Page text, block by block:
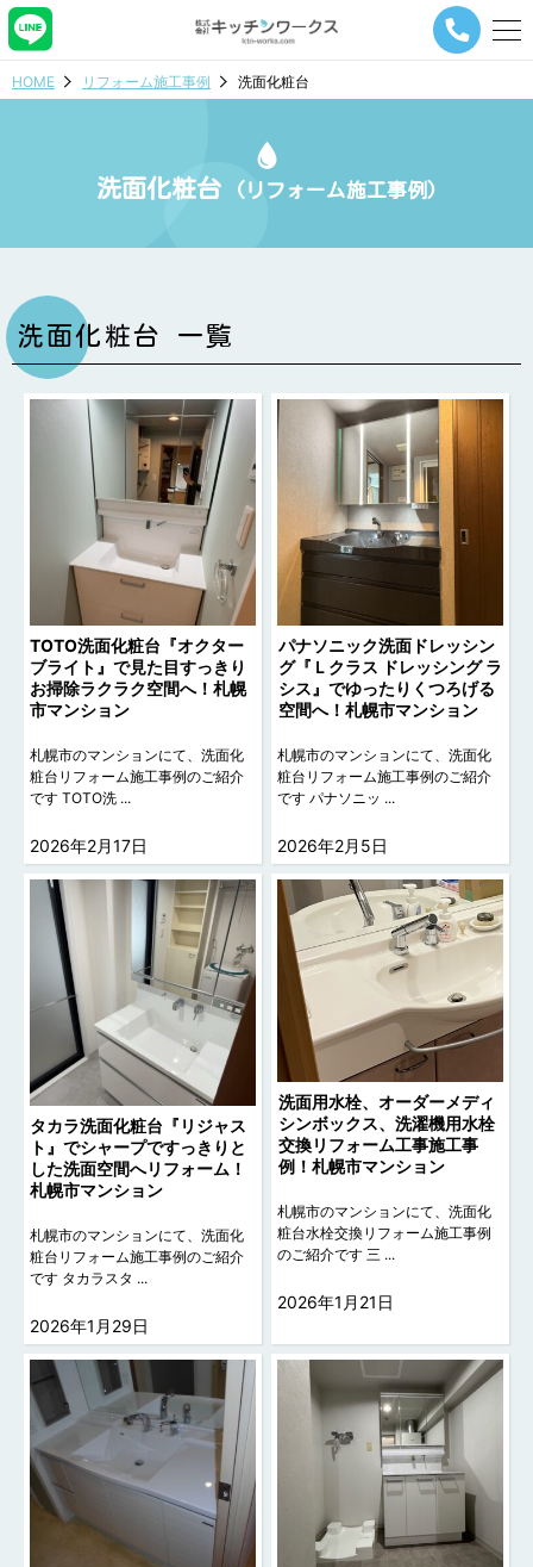
メ
ー
ン
HOME リフォーム施工事例 洗面化粧台
洗面化粧台 (リフォーム施工事例)
洗面化粧台 一覧
TOTO洗面化粧台『オクター
ブライト』で見た目すっきり
お掃除ラクラク空間へ！札幌
市マンション
札幌市のマンションにて、洗面化
粧台リフォーム施工事例のご紹介
です TOTO洗 ...
2026年2月17日
パナソニック洗面ドレッシン
グ『Ｌクラス ドレッシング ラ
シス』でゆったりくつろげる
空間へ！札幌市マンション
札幌市のマンションにて、洗面化
粧台リフォーム施工事例のご紹介
です パナソニッ ...
2026年2月5日
タカラ洗面化粧台『リジャス
ト』でシャープですっきりと
した洗面空間へリフォーム！
札幌市マンション
札幌市のマンションにて、洗面化
粧台リフォーム施工事例のご紹介
です タカラスタ ...
2026年1月29日
洗面用水栓、オーダーメディ
シンボックス、洗濯機用水栓
交換リフォーム工事施工事
例！札幌市マンション
札幌市のマンションにて、洗面化
粧台水栓交換リフォーム施工事例
のご紹介です 三 ...
2026年1月21日